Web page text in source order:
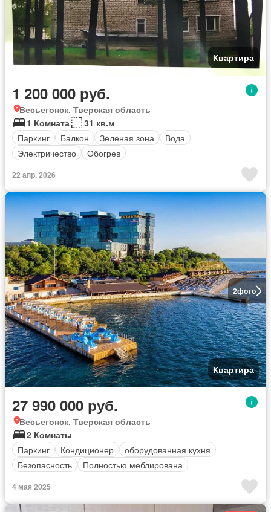
Квартира
1 200 000 руб.
Весьегонск, Тверская область
1 Комната
31 кв.м
Паркинг
Балкон Зеленая зона
Вода
Электричество
Обогрев
22 апр. 2026
2фото
Квартира
27 990 000 руб.
Весьегонск, Тверская область
2 Комнаты
Паркинг
Кондиционер
оборудованная кухня
Безопасность
Полностью меблирована
4 мая 2025